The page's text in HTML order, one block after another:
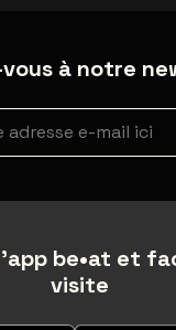
à notre
be•at et
visite